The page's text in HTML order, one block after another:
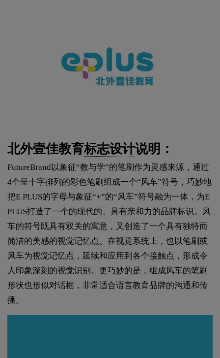
北外壹佳教育标志设计说明：
FutureBrand以象征“教与学”的笔刷作为灵感来源，通过
4个呈十字排列的彩色笔刷组成一个“风车”符号，巧妙地
把E PLUS的字母与象征“+”的“风车”符号融为一体，为E
PLUS打造了一个的现代的、具有亲和力的品牌标识。风
车的符号既具有双关的寓意，又创造了一个具有独特而
简洁的美感的视觉记忆点。在视觉系统上，也以笔刷或
风车为视觉记忆点，延续和应用到各个接触点，形成令
人印象深刻的视觉识别。更巧妙的是，组成风车的笔刷
形状也形似对话框，非常适合语言教育品牌的沟通和传
播。